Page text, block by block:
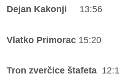
Dejan Kakonji 13:56
Vlatko Primorac 15:20
Tron zverčice štafeta